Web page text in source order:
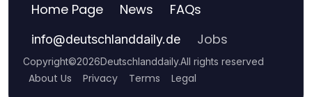
Home Page News FAQs
info@deutschlanddaily.de Jobs
Copyright©2026Deutschlanddaily.All rights reserved
About Us Privacy Terms Legal